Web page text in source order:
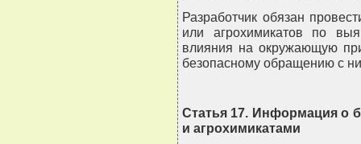
Разработчик обязан
или агрохимикатов по
влияния на окружающую
безопасному обращению с
Статья 17. Информация о
и агрохимикатами